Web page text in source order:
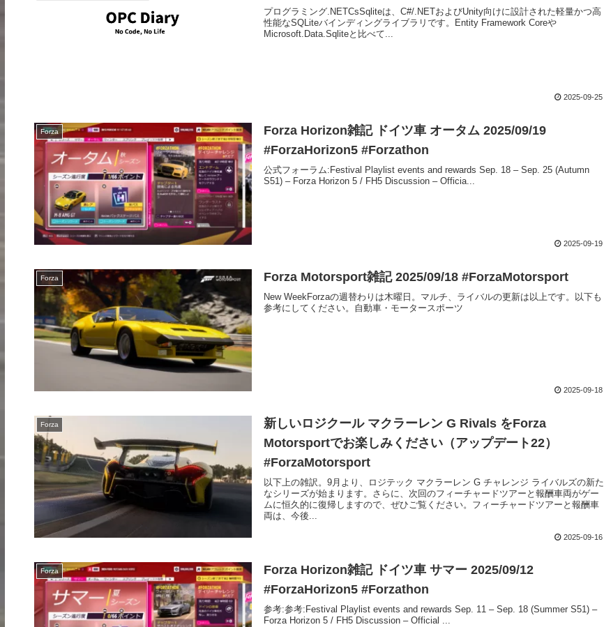
プログラミング.NETCsSqliteは、C#/.NETおよびUnity向けに設計された軽量かつ高
性能なSQLiteバインディングライブラリです。Entity Framework Coreや
Microsoft.Data.Sqliteと比べて...
2025-09-25
Forza
Forza Horizon雑記 ドイツ車 オータム 2025/09/19
#ForzaHorizon5 #Forzathon
公式フォーラム:Festival Playlist events and rewards Sep. 18 – Sep. 25 (Autumn
S51) – Forza Horizon 5 / FH5 Discussion – Officia...
2025-09-19
Forza Forza Motorsport雑記 2025/09/18 #ForzaMotorsport
New WeekForzaの週替わりは木曜日。マルチ、ライバルの更新は以上です。以下も
参考にしてください。自動車・モータースポーツ
2025-09-18
Forza
新しいロジクール マクラーレン G Rivals をForza
Motorsportでお楽しみください（アップデート22）
#ForzaMotorsport
以下上の雑訳。9月より、ロジテック マクラーレン G チャレンジ ライバルズの新た
なシリーズが始まります。さらに、次回のフィーチャードツアーと報酬車両がゲー
ムに恒久的に復帰しますので、ぜひご覧ください。フィーチャードツアーと報酬車
両は、今後...
2025-09-16
Forza
Forza Horizon雑記 ドイツ車 サマー 2025/09/12
#ForzaHorizon5 #Forzathon
参考:参考:Festival Playlist events and rewards Sep. 11 – Sep. 18 (Summer S51) –
Forza Horizon 5 / FH5 Discussion – Official ...